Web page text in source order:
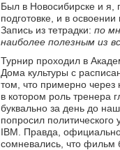
Был в Новосибирске и
подготовке, и в
Запись из тетрадки: по
наиболее полезным из
Турнир проходил в
Дома культуры с
том, что примерно
в котором роль тренера
буквально за день до
попросил
IBM. Правда,
сомневались, что фильм